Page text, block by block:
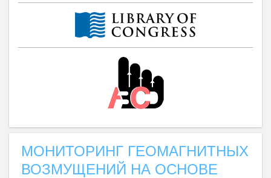
МОНИТОРИНГ ГЕОМАГНИТНЫХ
ВОЗМУЩЕНИЙ НА ОСНОВЕ